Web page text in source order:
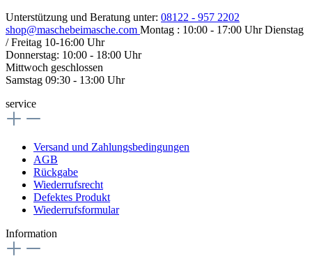
Unterstützung und Beratung unter: 08122 - 957 2202
shop@maschebeimasche.com Montag : 10:00 - 17:00 Uhr Dienstag
/ Freitag 10-16:00 Uhr
Donnerstag: 10:00 - 18:00 Uhr
Mittwoch geschlossen
Samstag 09:30 - 13:00 Uhr
service
Versand und Zahlungsbedingungen
AGB
Rückgabe
Wiederrufsrecht
Defektes Produkt
Wiederrufsformular
Information